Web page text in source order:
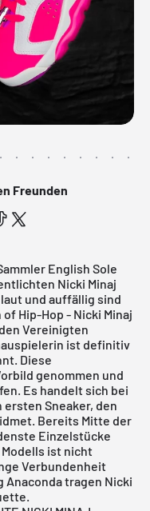
Freunden
English Sole
Nicki Minaj
und auffällig sind
Hip-Hop - Nicki Minaj
Vereinigten
ist definitiv
Diese
genommen und
Es handelt sich bei
ersten Sneaker, den
Bereits Mitte der
Einzelstücke
ist nicht
Verbundenheit
Anaconda tragen Nicki